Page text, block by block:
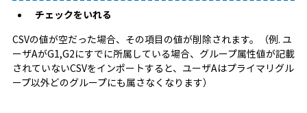
チェックをいれる
CSVの値が空だった場合、その項目の値が削除されます。（例. ユ
ーザAがG1,G2にすでに所属している場合、グループ属性値が記載
されていないCSVをインポートすると、ユーザAはプライマリグル
ープ以外どのグループにも属さなくなります）